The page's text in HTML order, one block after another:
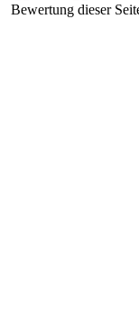
Bewertung dieser